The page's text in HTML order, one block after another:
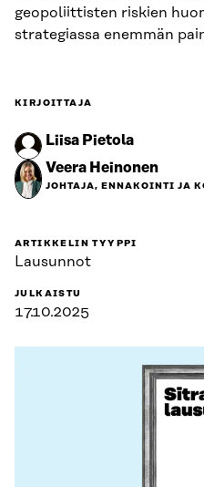
geopoliittisten riskien
strategiassa enemmän
KIRJOITTAJA
Liisa Pietola
Veera Heinonen
JOHTAJA, ENNAKOINTI JA
ARTIKKELIN TYYPPI
Lausunnot
JULKAISTU
17.10.2025